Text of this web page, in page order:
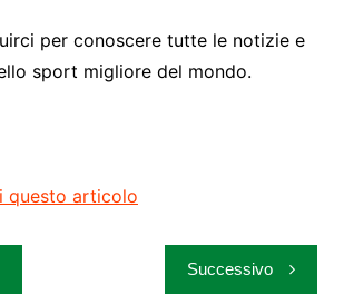
per conoscere tutte le notizie e
sport migliore del mondo.
questo articolo
Successivo